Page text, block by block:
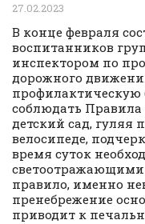
27.02.2023
В конце февраля
воспитанников
инспектором по
дорожного
профилактическую
соблюдать
детский сад, гуляя
велосипеде,
время суток
светоотражающими
правило, именно
пренебрежение
приводит к